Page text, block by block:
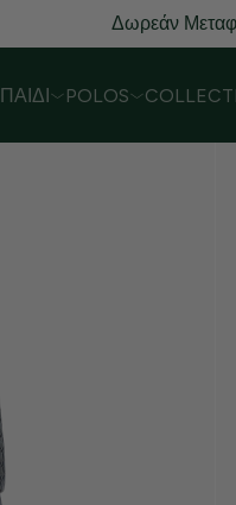
Δωρεάν
ΠΑΙΔΊ POLOS